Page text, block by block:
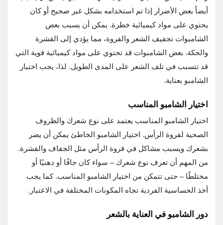
أيضاً بعض الأضرار إذا تم استخدامه بشكل غير صحيح أو كان
يحتوي على مواد كيميائية خطرة. يمكن أن يسبب بعض
الشامبوات تجفيف الشعر والفروة، مما يؤدي إلى القشرة
والحكة. بعض الشامبوات قد تحتوي على مواد كيميائية قوية التي
قد تتسبب في تلف الشعر على المدى الطويل. لذا، يجب اختيار
الشامبو بعناية.
اختيار الشامبو المناسب
اختيار الشامبو المناسب يعتمد على نوع شعرك والظروف
الصحية لفروة الرأس. اختيار الشامبو الخاطئ يمكن أن يضر
بشعرك ويسبب مشاكل في فروة الرأس مثل الجفاف والقشرة.
من المهم أن تعرف نوع شعرك – سواء كان جافًا أو دهنيًا أو
مختلطًا – حتى تتمكن من اختيار الشامبو المناسب. كما يجب
أخذ الحساسية الفردية تجاه المكونات المختلفة في الاعتبار.
دور الشامبو في العناية بالشعر